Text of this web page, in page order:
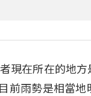
現在所在的地
前雨勢是相當